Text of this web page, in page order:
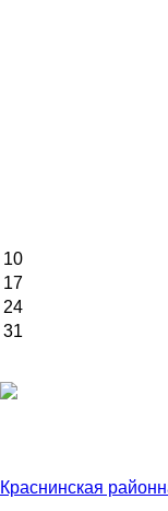
10
17
24
31
Краснинская